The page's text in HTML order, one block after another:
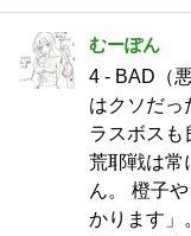
むーぽん
4 - BAD（
はクソだっ
ラスボスも
荒耶戦は常
ん。 橙子
かります」